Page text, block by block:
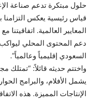
قياس رئيسية يعكس التزامنا
المعايير العالمية. اتفاقيتنا
دعم المحتوى المحلي ليواكب
السعودي إقليمياً وعالمياً”.
واختتم حديثه قائلاً: “تمتلك
يشمل الأفلام، والبرامج
الإنتاجات المميزة. هذه